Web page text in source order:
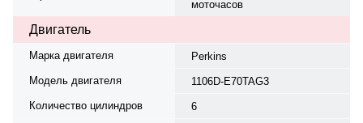
моточасов
Двигатель
Марка двигателя
Perkins
Модель двигателя
1106D-E70TAG3
Количество цилиндров
6